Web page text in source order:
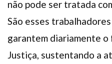
não pode ser tratada
São esses
garantem diariamente o
Justiça, sustentando a